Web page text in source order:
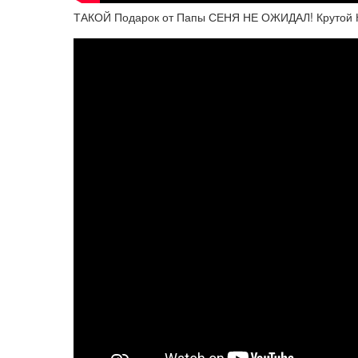
ТАКОЙ Подарок от Папы СЕНЯ НЕ ОЖИДАЛ! Крутой